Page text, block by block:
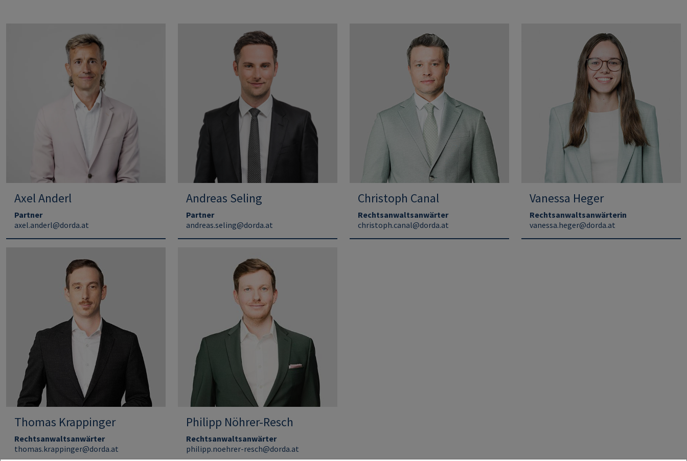
Axel Anderl
Partner
axel.anderl@dorda.at
Andreas Seling
Partner
andreas.seling@dorda.at
Christoph Canal
Rechtsanwaltsanwärter
christoph.canal@dorda.at
Vanessa Heger
Rechtsanwaltsanwärterin
vanessa.heger@dorda.at
Thomas Krappinger
Rechtsanwaltsanwärter
thomas.krappinger@dorda.at
Philipp Nöhrer-Resch
Rechtsanwaltsanwärter
philipp.noehrer-resch@dorda.at